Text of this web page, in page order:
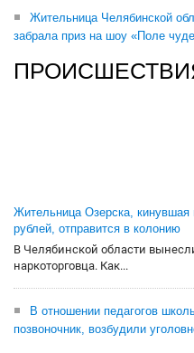
Жительница Челябинской
забрала приз на шоу «Поле
Жительница Озерска,
рублей, отправится в колонию
В Челябинской области
наркоторговца. Как...
В отношении педагогов
позвоночник, возбудили